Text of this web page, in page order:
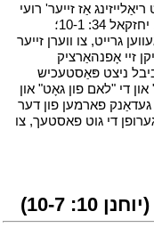
אַז זייער' רועי
'זענען ומגעטרייַ און בייז (ירמיהו 2: 8؛ 10: 21؛ יחזקאל 34: 10-1؛
געווען גרייט, צו ווערן זייער
זיי אָפנהאַרציק
ניצט פּאַסטעכיש
די "לאם פון גאָט" און
פארמען פון דער
די גוט פאסטעך, צו
10-7)